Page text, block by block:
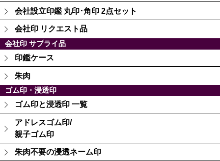
会社設立印鑑 丸印･角印 2点セット
会社印 リクエスト品
会社印 サプライ品
印鑑ケース
朱肉
ゴム印・浸透印
ゴム印と浸透印 一覧
アドレスゴム印/
親子ゴム印
朱肉不要の浸透ネーム印